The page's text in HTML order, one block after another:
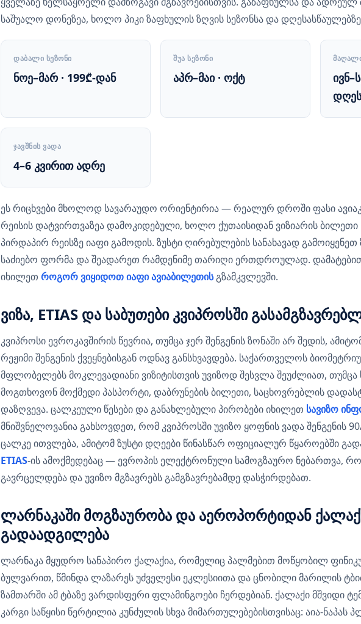
საშუალო დონეზეა, ხოლო პიკი ზაფხულის ზღვის სეზონსა და
ᲓᲐᲑᲐᲚᲘ ᲡᲔᲖᲝᲜᲘ
ნოე–მარ · 199₾-დან
ᲨᲣᲐ ᲡᲔᲖᲝᲜᲘ
აპრ–მაი · ოქტ
ᲯᲐᲕᲨᲜᲘᲡ ᲕᲐᲓᲐ
4–6 კვირით ადრე
ეს რიცხვები მხოლოდ სავარაუდო ორიენტირია — რეალურ დროში ფასი
რეისის დატვირთვაზეა დამოკიდებული, ხოლო ქუთაისიდან ვიზიარის
პირდაპირ რეისზე იაფი გამოდის. ზუსტი ღირებულების სანახავად
საძიებო ფორმა და შეადარეთ რამდენიმე თარიღი ერთდროულად.
იხილეთ როგორ ვიყიდოთ იაფი ავიაბილეთისგზამკვლევში.
ვიზა, ETIAS და საბუთები კვიპროსში
კვიპროსი ევროკავშირის წევრია, თუმცა ჯერ შენგენის ზონაში არ შედის,
რეჟიმი შენგენის ქვეყნებისგან ოდნავ განსხვავდება. საქართველოს
მფლობელებს მოკლევადიანი ვიზიტისთვის უვიზოდ შესვლა შეუძლიათ, თუმცა
მოგთხოვონ მოქმედი პასპორტი, დაბრუნების ბილეთი, საცხოვრებლის
დაზღვევა. ცალკეული წესები და განახლებული პირობები იხილეთ სავიზო
მნიშვნელოვანია გახსოვდეთ, რომ კვიპროსში უვიზო ყოფნის ვადა შენგენის
ცალკე ითვლება, ამიტომ ზუსტი დღეები წინასწარ ოფიციალურ წყაროებში
ETIAS-ის ამოქმედებაც — ევროპის ელექტრონული სამოგზაურო ნებართვა,
გავრცელდება და უვიზო მგზავრებს გამგზავრებამდე დასჭირდებათ.
ლარნაკაში მოგზაურობა და აეროპორტიდან
გადაადგილება
ლარნაკა მყუდრო სანაპირო ქალაქია, რომელიც პალმებით მოწყობილ
ბულვარით, წმინდა ლაზარეს უძველესი ეკლესიითა და ცნობილი მარილის
ზამთარში ამ ტბაზე ვარდისფერი ფლამინგოები ჩერდებიან. ქალაქი მშვიდი
კარგი საწყისი წერტილია კუნძულის სხვა მიმართულებებისთვისაც: აია-ნაპას